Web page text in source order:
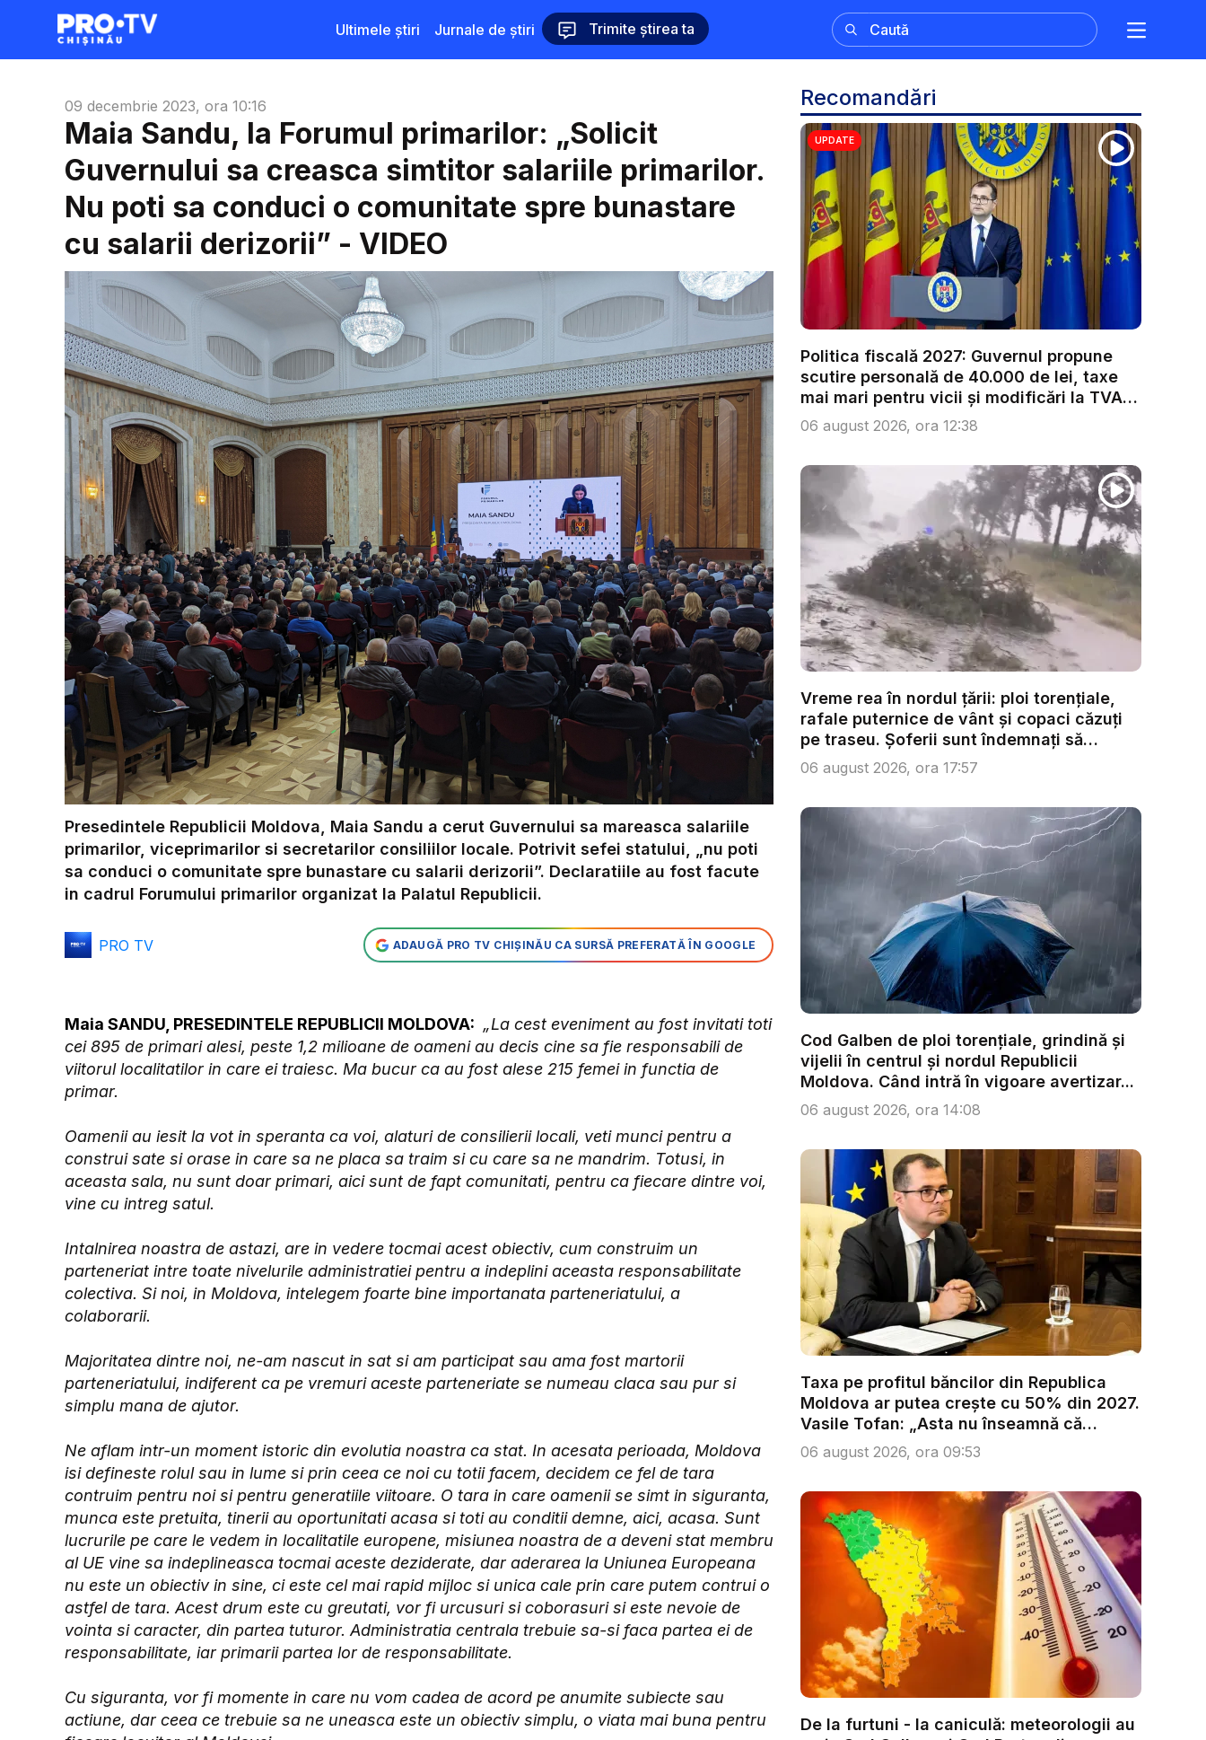
Ultimele știri Jurnale de știri Trimite știrea ta
09 decembrie 2023, ora 10:16
Maia Sandu, la Forumul primarilor: „Solicit
Guvernului sa creasca simtitor salariile primarilor.
Nu poti sa conduci o comunitate spre bunastare
cu salarii derizorii” - VIDEO
Presedintele Republicii Moldova, Maia Sandu a cerut Guvernului sa mareasca salariile
primarilor, viceprimarilor si secretarilor consiliilor locale. Potrivit sefei statului, „nu poti
sa conduci o comunitate spre bunastare cu salarii derizorii”. Declaratiile au fost facute
in cadrul Forumului primarilor organizat la Palatul Republicii.
PRO TV ADAUGĂ PRO TV CHIȘINĂU CA SURSĂ PREFERATĂ ÎN GOOGLE
Maia SANDU, PRESEDINTELE REPUBLICII MOLDOVA: „La cest eveniment au fost invitati toti
cei 895 de primari alesi, peste 1,2 milioane de oameni au decis cine sa fie responsabili de
viitorul localitatilor in care ei traiesc. Ma bucur ca au fost alese 215 femei in functia de
primar.
Oamenii au iesit la vot in speranta ca voi, alaturi de consilierii locali, veti munci pentru a
construi sate si orase in care sa ne placa sa traim si cu care sa ne mandrim. Totusi, in
aceasta sala, nu sunt doar primari, aici sunt de fapt comunitati, pentru ca fiecare dintre voi,
vine cu intreg satul.
Intalnirea noastra de astazi, are in vedere tocmai acest obiectiv, cum construim un
parteneriat intre toate nivelurile administratiei pentru a indeplini aceasta responsabilitate
colectiva. Si noi, in Moldova, intelegem foarte bine importanata parteneriatului, a
colaborarii.
Majoritatea dintre noi, ne-am nascut in sat si am participat sau ama fost martorii
parteneriatului, indiferent ca pe vremuri aceste parteneriate se numeau claca sau pur si
simplu mana de ajutor.
Ne aflam intr-un moment istoric din evolutia noastra ca stat. In acesata perioada, Moldova
isi defineste rolul sau in lume si prin ceea ce noi cu totii facem, decidem ce fel de tara
contruim pentru noi si pentru generatiile viitoare. O tara in care oamenii se simt in siguranta,
munca este pretuita, tinerii au oportunitati acasa si toti au conditii demne, aici, acasa. Sunt
lucrurile pe care le vedem in localitatile europene, misiunea noastra de a deveni stat membru
al UE vine sa indeplineasca tocmai aceste deziderate, dar aderarea la Uniunea Europeana
nu este un obiectiv in sine, ci este cel mai rapid mijloc si unica cale prin care putem contrui o
astfel de tara. Acest drum este cu greutati, vor fi urcusuri si coborasuri si este nevoie de
vointa si caracter, din partea tuturor. Administratia centrala trebuie sa-si faca partea ei de
responsabilitate, iar primarii partea lor de responsabilitate.
Cu siguranta, vor fi momente in care nu vom cadea de acord pe anumite subiecte sau
actiune, dar ceea ce trebuie sa ne uneasca este un obiectiv simplu, o viata mai buna pentru
Recomandări
UPDATE
Politica fiscală 2027: Guvernul propune
scutire personală de 40.000 de lei, taxe
mai mari pentru vicii și modificări la TVA.
...
06 august 2026, ora 12:38
Vreme rea în nordul țării: ploi torențiale,
rafale puternice de vânt și copaci căzuți
pe traseu. Șoferii sunt îndemnați să
condu...
06 august 2026, ora 17:57
Cod Galben de ploi torențiale, grindină și
vijelii în centrul și nordul Republicii
Moldova. Când intră în vigoare avertizar...
06 august 2026, ora 14:08
Taxa pe profitul băncilor din Republica
Moldova ar putea crește cu 50% din 2027.
Vasile Tofan: „Asta nu înseamnă că
trebu...
06 august 2026, ora 09:53
De la furtuni - la caniculă: meteorologii au